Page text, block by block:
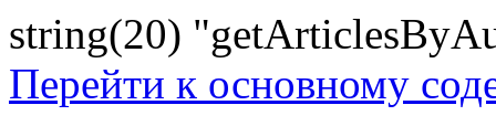
string(20)
Перейти к основному